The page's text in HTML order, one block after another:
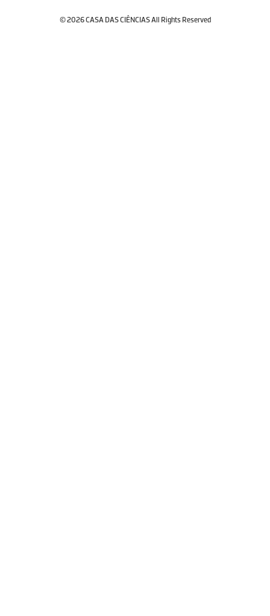
© 2026 CASA DAS CIÊNCIAS All Rights Reserved